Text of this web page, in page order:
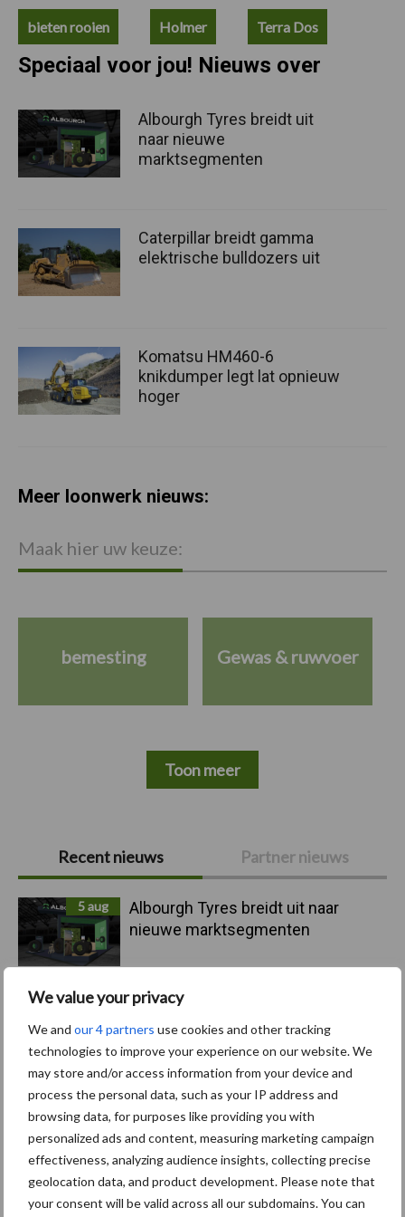
We value your privacy
We and our 4 partners use cookies and other tracking
technologies to improve your experience on our website. We
may store and/or access information from your device and
process the personal data, such as your IP address and
browsing data, for purposes like providing you with
personalized ads and content, measuring marketing campaign
effectiveness, analyzing audience insights, collecting precise
geolocation data, and product development. Please note that
your consent will be valid across all our subdomains. You can
bieten rooien Holmer Terra Dos
Primaire
Sidebar
Recent nieuws Partner nieuws
5 aug
Albourgh Tyres breidt uit naar
nieuwe marktsegmenten
5 aug
Caterpillar breidt gamma
5 aug
Komatsu HM460-6 knikdumper legt
lat opnieuw hoger
5 aug
Nieuwe compacte gedragen
pootcombinatie van AVR
Speciaal voor jou! Nieuws over
Albourgh Tyres breidt uit
naar nieuwe
marktsegmenten
Caterpillar breidt gamma
elektrische bulldozers uit
Komatsu HM460-6
knikdumper legt lat opnieuw
hoger
Meer loonwerk nieuws:
Maak hier uw keuze:
bemesting Gewas & ruwvoer
Toon meer